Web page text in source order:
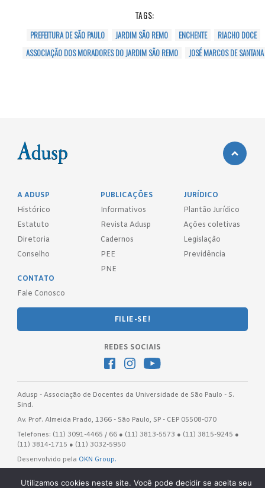
TAGS:
PREFEITURA DE SÃO PAULO
JARDIM SÃO REMO ENCHENTE
RIACHO DOCE
ASSOCIAÇÃO DOS MORADORES DO JARDIM SÃO REMO
JOSÉ MARCOS DE SANTANA
A ADUSP
Histórico
Estatuto
Diretoria
Conselho
PUBLICAÇÕES
Informativos
Revista Adusp
Cadernos
PEE
PNE
JURÍDICO
Plantão Jurídico
Ações coletivas
Legislação
Previdência
CONTATO
Fale Conosco
FILIE-SE!
REDES SOCIAIS
Adusp - Associação de Docentes da Universidade de São Paulo - S.
Sind.
Av. Prof. Almeida Prado, 1366 - São Paulo, SP - CEP 05508-070
Telefones: (11) 3091-4465 / 66 ● (11) 3813-5573 ● (11) 3815-9245 ●
(11) 3814-1715 ● (11) 3032-5950
Desenvolvido pela OKN Group.
Utilizamos cookies neste site. Você pode decidir se aceita seu